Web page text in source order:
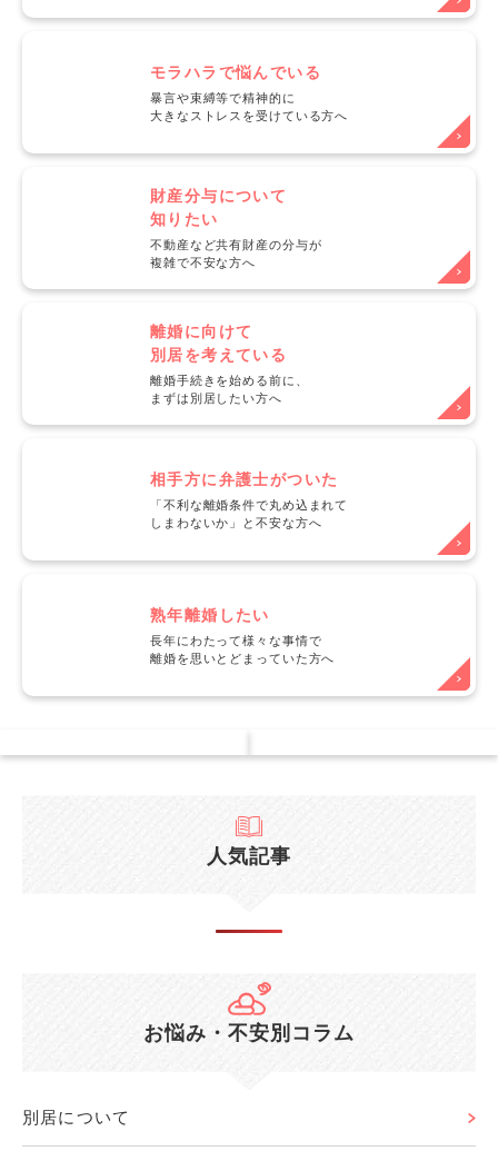
モラハラで悩んでいる
暴言や束縛等で精神的に
大きなストレスを受けている方へ
財産分与について
知りたい
不動産など共有財産の分与が
複雑で不安な方へ
離婚に向けて
別居を考えている
離婚手続きを始める前に、
まずは別居したい方へ
相手方に弁護士がついた
「不利な離婚条件で丸め込まれて
しまわないか」と不安な方へ
熟年離婚したい
長年にわたって様々な事情で
離婚を思いとどまっていた方へ
人気記事
お悩み・不安別コラム
別居について